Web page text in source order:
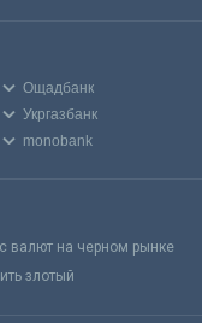
Ощадбанк
Укргазбанк
monobank
валют на черном рынке
злотый